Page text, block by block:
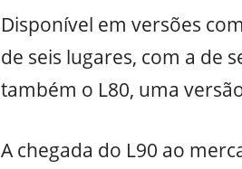
Disponível em versões
de seis lugares, com a de
também o L80, uma
A chegada do L90 ao